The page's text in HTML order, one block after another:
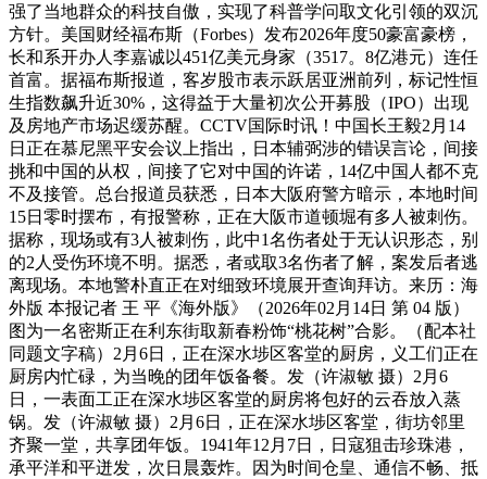
强了当地群众的科技自傲，实现了科普学问取文化引领的双沉
方针。美国财经福布斯（Forbes）发布2026年度50豪富豪榜，
长和系开办人李嘉诚以451亿美元身家（3517。8亿港元）连任
首富。据福布斯报道，客岁股市表示跃居亚洲前列，标记性恒
生指数飙升近30%，这得益于大量初次公开募股（IPO）出现
及房地产市场迟缓苏醒。CCTV国际时讯！中国长王毅2月14
日正在慕尼黑平安会议上指出，日本辅弼涉的错误言论，间接
挑和中国的从权，间接了它对中国的许诺，14亿中国人都不克
不及接管。总台报道员获悉，日本大阪府警方暗示，本地时间
15日零时摆布，有报警称，正在大阪市道顿堀有多人被刺伤。
据称，现场或有3人被刺伤，此中1名伤者处于无认识形态，别
的2人受伤环境不明。据悉，者或取3名伤者了解，案发后者逃
离现场。本地警朴直正在对细致环境展开查询拜访。来历：海
外版 本报记者 王 平《海外版》（2026年02月14日 第 04 版）
图为一名密斯正在利东街取新春粉饰“桃花树”合影。（配本社
同题文字稿）2月6日，正在深水埗区客堂的厨房，义工们正在
厨房内忙碌，为当晚的团年饭备餐。发（许淑敏 摄）2月6
日，一表面工正在深水埗区客堂的厨房将包好的云吞放入蒸
锅。发（许淑敏 摄）2月6日，正在深水埗区客堂，街坊邻里
齐聚一堂，共享团年饭。1941年12月7日，日寇狙击珍珠港，
承平洋和平迸发，次日晨轰炸。因为时间仓皇、通信不畅、抵